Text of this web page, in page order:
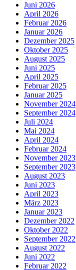
Juni 2026
April 2026
Februar 2026
Januar 2026
Dezember 2025
Oktober 2025
August 2025
Juni 2025
April 2025
Februar 2025
Januar 2025
November 2024
September 2024
Juli 2024
Mai 2024
April 2024
Februar 2024
November 2023
September 2023
August 2023
Juni 2023
April 2023
März 2023
Januar 2023
Dezember 2022
Oktober 2022
September 2022
August 2022
Juni 2022
Februar 2022